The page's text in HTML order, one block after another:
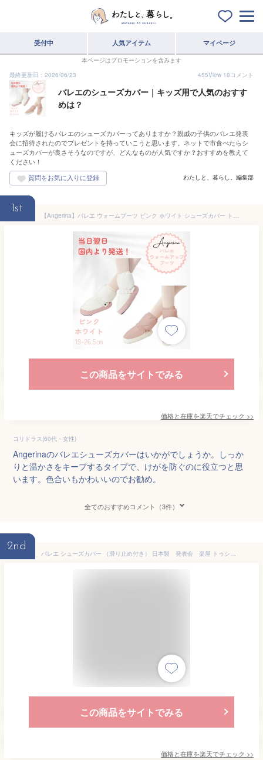
受付中 人気アイテム マイページ
本ページはプロモーションを含みます
最終更新日：2026/06/23
455View 18コメント
バレエのシューズカバー｜キッズ用で人気のおすす
めは？
キッズが履けるバレエのシューズカバーってありますか？親戚の子供のバレエ発表
会に招待されたのでプレゼントを持っていこうと思います。ネットで市食べたらシ
ューズカバーが良さそうなのですが、どんなものが人気ですか？おすすめを教えて
ください！
わたしと、暮らし。編集部
1st
【Angerina】バレエ ウォームブーツ ピンク ホワイト シューズカバー トウシューズカバー 暖かいブーツ ウォームアップ シューズ ウォームアップブーツ 子供 キッズ 大人 バレエブーツ 防寒 トウシューズ レッスン プレゼント あったか 男女兼用
この商品をサイトでみる
価格と在庫を楽天でチェック >>
コリドラス(60代・女性)
Angerinaのバレエシューズカバーはいかがでしょうか。しっか
りと温かさをキープするタイプで、けがを防ぐのに役立つと思
います。色合いもかわいいのでお勧め。
全てのおすすめコメント（3件）
2nd
バレエ シューズカバー （滑り止め付き） 日本製 発表会 楽屋 トゥシューズカバー タイツが汚れない 滑らない オーバーソックス バレエ用品 舞台裏 日本製 国産 楽屋用品 リハーサル 子供 キッズ バレエシューズカバー 靴下 本番 子ども
この商品をサイトでみる
価格と在庫を楽天でチェック >>